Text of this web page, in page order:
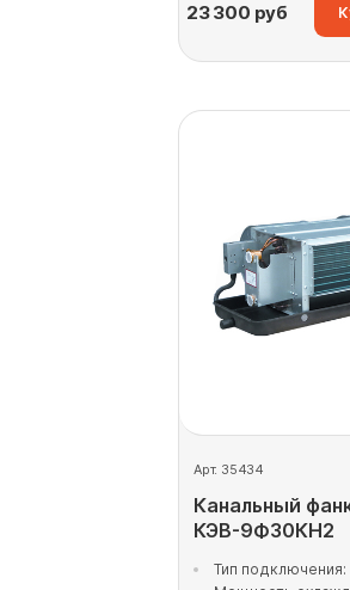
23 300 руб
Арт. 35434
Канальный
КЭВ-9Ф30КН2
Тип